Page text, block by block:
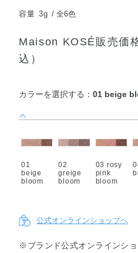
容量 3g 全6色
Maison KOSÉ販売価
込）
カラーを選択する：01 beige
01
beige
bloom
02
greige
bloom
03 rosy
pink
bloom
公式オンラインショップへ
※ブランド公式オンラインシ